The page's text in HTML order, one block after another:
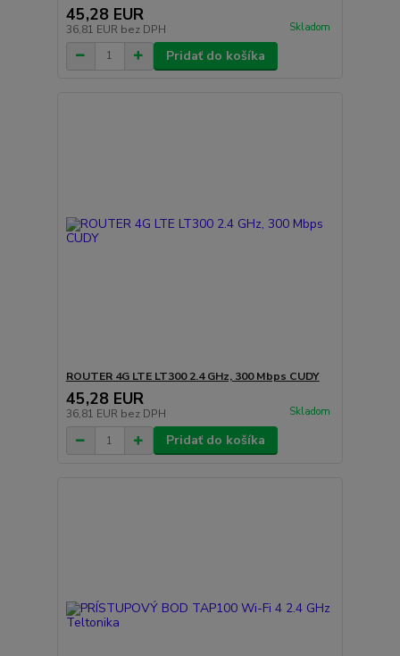
45,28 EUR
36,81 EUR bez DPH Skladom
Pridať do košíka
ROUTER 4G LTE LT300 2.4 GHz, 300 Mbps CUDY
45,28 EUR
36,81 EUR bez DPH Skladom
Pridať do košíka